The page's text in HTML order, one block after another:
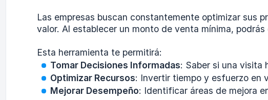
Las empresas buscan constantemente optimizar sus
valor. Al establecer un monto de venta mínima,
Esta herramienta te permitirá:
Tomar Decisiones Informadas: Saber si una visita
Optimizar Recursos: Invertir tiempo y esfuerzo en
Mejorar Desempeño: Identificar áreas de mejora